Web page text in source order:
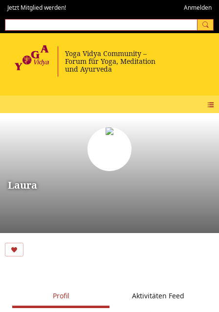
Jetzt Mitglied werden! Anmelden
Laura
Profil Aktivitäten Feed